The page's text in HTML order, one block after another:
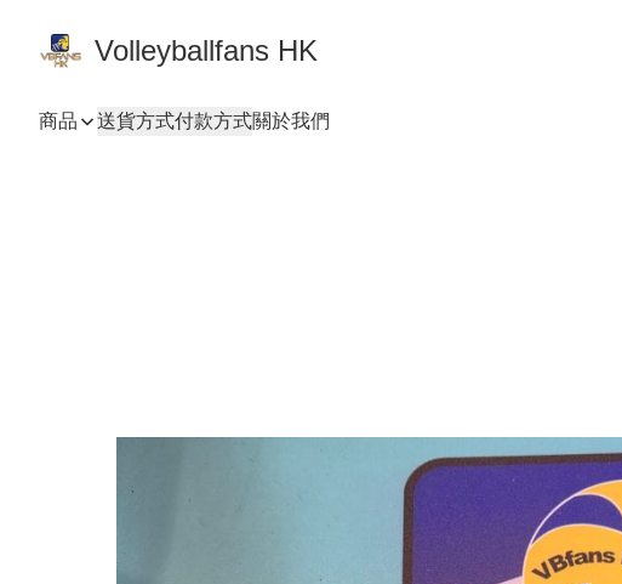
Volleyballfans HK
商品 送貨方式付款方式關於我們